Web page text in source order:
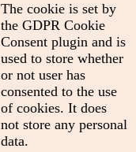
The cookie is set by
the GDPR Cookie
Consent plugin and is
used to store whether
or not user has
consented to the use
of cookies. It does
not store any personal
data.